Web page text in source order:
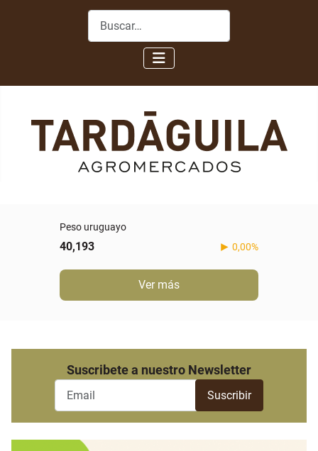
Buscar
Peso uruguayo
40,193 0,00%
Ver más
Suscribete a nuestro Newsletter